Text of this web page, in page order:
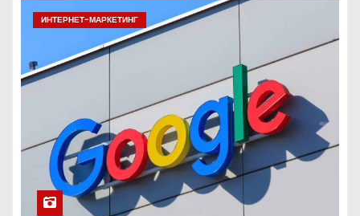
ИНТЕРНЕТ-МАРКЕТИНГ